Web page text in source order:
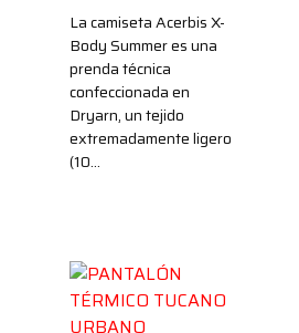
La camiseta Acerbis X-
Body Summer es una
prenda técnica
confeccionada en
Dryarn, un tejido
extremadamente ligero
(10…